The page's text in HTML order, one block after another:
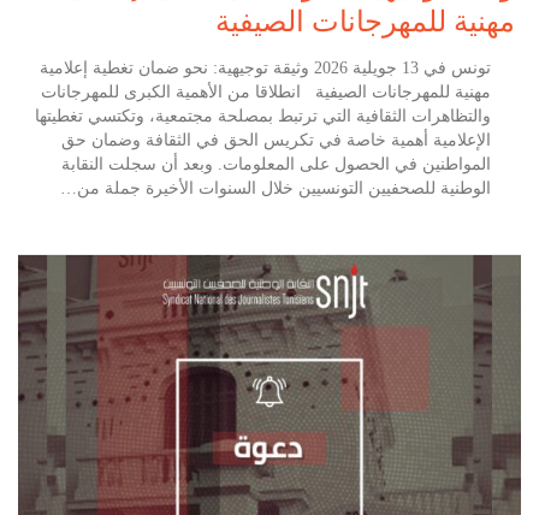
مهنية للمهرجانات الصيفية
تونس في 13 جويلية 2026 وثيقة توجيهية: نحو ضمان تغطية إعلامية
مهنية للمهرجانات الصيفية انطلاقا من الأهمية الكبرى للمهرجانات
والتظاهرات الثقافية التي ترتبط بمصلحة مجتمعية، وتكتسي تغطيتها
الإعلامية أهمية خاصة في تكريس الحق في الثقافة وضمان حق
المواطنين في الحصول على المعلومات. وبعد أن سجلت النقابة
الوطنية للصحفيين التونسيين خلال السنوات الأخيرة جملة من…